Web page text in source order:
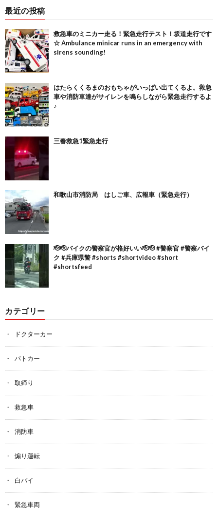
最近の投稿
救急車のミニカー走る！緊急走行テスト！坂道走行です
☆ Ambulance minicar runs in an emergency with
sirens sounding!
はたらくくるまのおもちゃがいっぱい出てくるよ。救急
車や消防車達がサイレンを鳴らしながら緊急走行するよ
♪
三春救急1緊急走行
和歌山市消防局 はしご車、広報車（緊急走行）
🫡🫡バイクの警察官が格好いい🫡🫡 #警察官 #警察バイ
ク #兵庫県警 #shorts #shortvideo #short
#shortsfeed
カテゴリー
ドクターカー
パトカー
取締り
救急車
消防車
煽り運転
白バイ
緊急車両